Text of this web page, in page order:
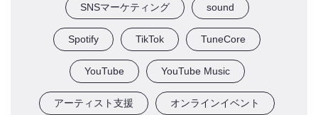
SNSマーケティング sound
Spotify TikTok TuneCore
YouTube YouTube Music
アーティスト支援 オンラインイベント